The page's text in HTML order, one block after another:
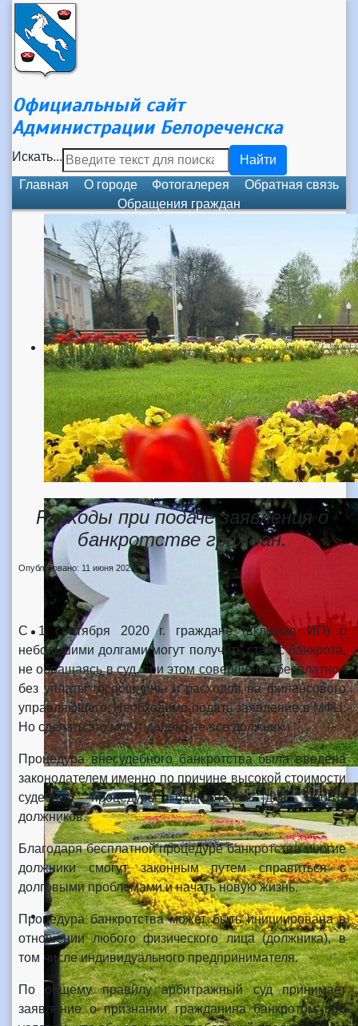
Официальный сайт
Администрации Белореченска
Искать...
Найти
Главная
О городе Фотогалерея
Обратная связь
Обращения граждан
Расходы при подаче заявления о
банкротстве граждан.
Опубликовано: 11 июня 2021
С 1 сентября 2020 г. граждане (включая ИП) с
небольшими долгами могут получить статус банкрота,
не обращаясь в суд, при этом совершенно бесплатно -
без уплаты госпошлины и расходов на финансового
управляющего. Необходимо подать заявление в МФЦ.
Но сделать это могут далеко не все должники.
Процедура внесудебного банкротства была введена
законодателем именно по причине высокой стоимости
судебной процедуры банкротства для многих
должников.
Благодаря бесплатной процедуре банкротства многие
должники смогут законным путем справиться с
долговыми проблемами и начать новую жизнь.
Процедура банкротства может быть инициирована в
отношении любого физического лица (должника), в
том числе индивидуального предпринимателя.
По общему правилу арбитражный суд принимает
заявление о признании гражданина банкротом при